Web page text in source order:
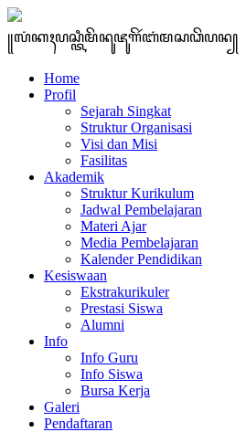
꧋ꦭꦁꦏꦃꦥꦱ꧀ꦠꦶꦩꦼꦤꦸꦗꦸꦒꦼꦂꦧꦁꦩꦱꦣꦼꦥꦤ꧀
Home
Profil
Sejarah Singkat
Struktur Organisasi
Visi dan Misi
Fasilitas
Akademik
Struktur Kurikulum
Jadwal Pembelajaran
Materi Ajar
Media Pembelajaran
Kalender Pendidikan
Kesiswaan
Ekstrakurikuler
Prestasi Siswa
Alumni
Info
Info Guru
Info Siswa
Bursa Kerja
Galeri
Pendaftaran